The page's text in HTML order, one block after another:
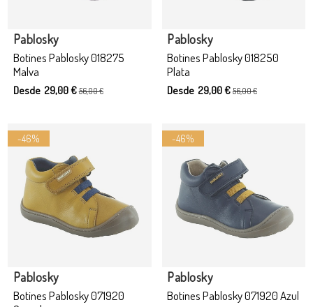
Botines Pablosky 018275
Malva
Pablosky
Desde 29,00 €56,00 €
Botines Pablosky 018250
Plata
Pablosky
Desde 29,00 € 56,00 €
-46%
Botines Pablosky 071920
Pablosky
-46%
Botines Pablosky 071920 Azul
Pablosky